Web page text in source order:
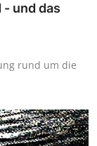
und das
rund um die